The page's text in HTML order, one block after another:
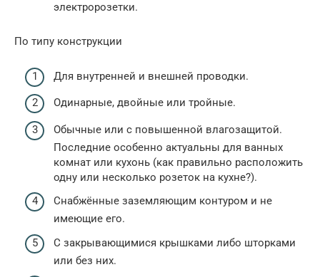
электророзетки.
По типу конструкции
Для внутренней и внешней проводки.
Одинарные, двойные или тройные.
Обычные или с повышенной влагозащитой.
Последние особенно актуальны для ванных
комнат или кухонь (как правильно расположить
одну или несколько розеток на кухне?).
Снабжённые заземляющим контуром и не
имеющие его.
С закрывающимися крышками либо шторками
или без них.